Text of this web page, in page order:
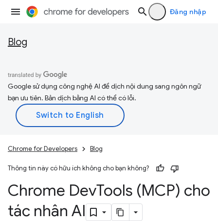
Đăng nhập
Blog
Google sử dụng công nghệ AI để dịch nội dung sang ngôn ngữ
bạn ưu tiên. Bản dịch bằng AI có thể có lỗi.
Chrome for Developers Blog
Thông tin này có hữu ích không cho bạn không?
Chrome DevTools (MCP) cho
tác nhân AI